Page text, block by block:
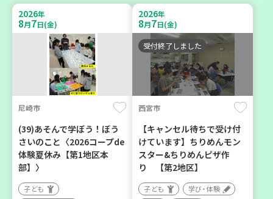
BOSAI(ぼうさい)教室～か
ぞくで楽しくまなぼうさい
～
学び・体験
平和・防災
地域で暮らしたい 「コープ
くらしの助け合いの会」(会
場：住吉)
ボランティア
2026年
9 11
2026年
9
2026年
8月7日(金)
尼崎市
(39)あそんで学ぼう！ぼう
さいのこと〈2026コープde
体験夏休み【第1地区本
部】〉
子ども
2026年
8月7日(金)
受付終了しました
西宮市
【キャンセル待ちで受け付
けています】ちりめんモン
スター&ちりめんピザ作
り 【第2地区】
子ども 学び・体験